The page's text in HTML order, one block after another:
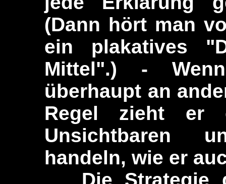
(Dann hört man
ein plakatives
Mittel".) -
überhaupt an
Regel zieht er
Unsichtbaren
handeln, wie er